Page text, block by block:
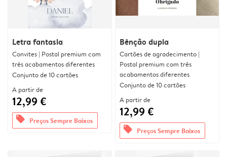
Letra fantasia
Convites | Postal premium com
três acabamentos diferentes
Conjunto de 10 cartões
A partir de
12,99 €
offers Preços Sempre Baixos
Bênção dupla
Cartões de agradecimento |
Postal premium com três
acabamentos diferentes
Conjunto de 10 cartões
A partir de
12,99 €
offers Preços Sempre Baixos